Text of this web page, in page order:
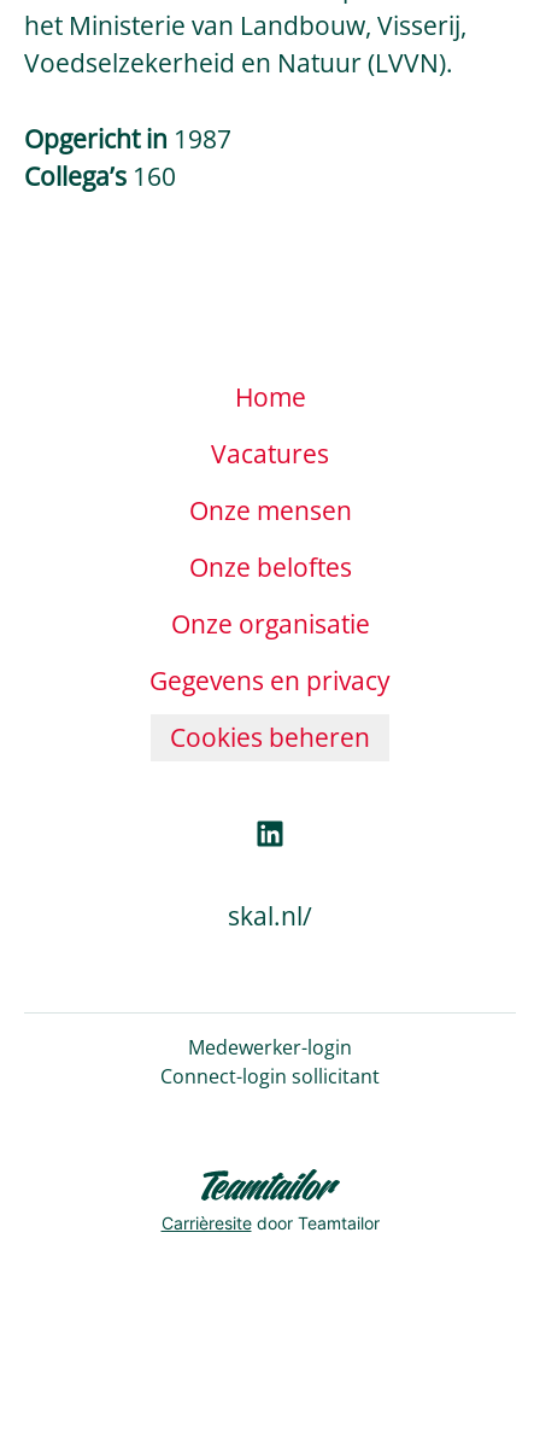
het Ministerie van Landbouw, Visserij,
Voedselzekerheid en Natuur (LVVN).
Opgericht in 1987
Collega’s 160
Home
Vacatures
Onze mensen
Onze beloftes
Onze organisatie
Gegevens en privacy
Cookies beheren
skal.nl/
Medewerker-login
Connect-login sollicitant
Carrièresitedoor Teamtailor